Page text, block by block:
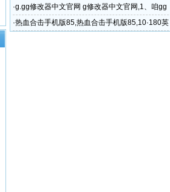
·g.gg修改器中文官网 g修改器中文官网,1、咱gg
修改器中文官网方以
·热血合击手机版85,热血合击手机版85,10·180英